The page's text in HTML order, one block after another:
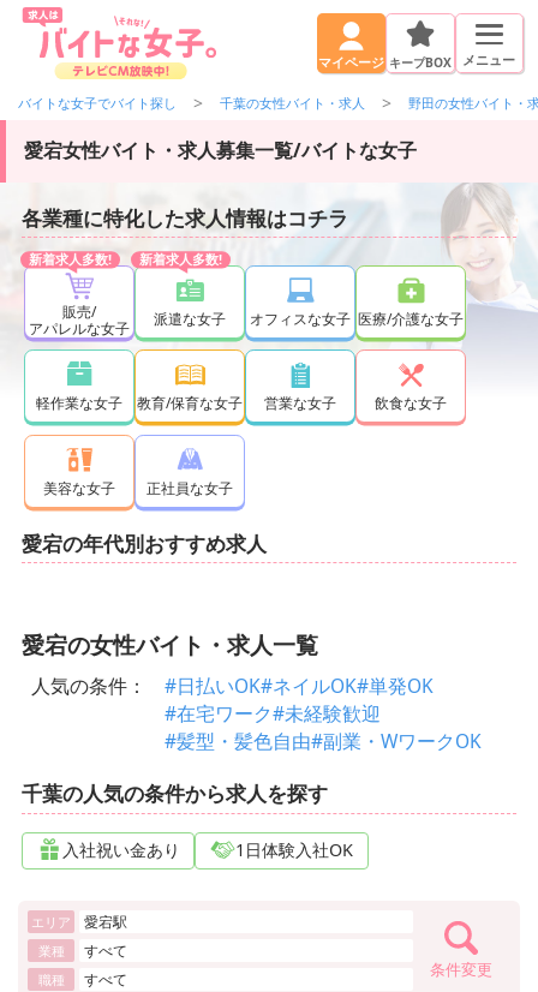
マイページ キープBOX メニュー
バイトな女子でバイト探し 千葉の女性バイト・求人 野田の女性バイト・
愛宕女性バイト・求人募集一覧/バイトな女子
各業種に特化した求人情報はコチラ
販売/
アパレルな女子
派遣な女子 オフィスな女子 医療/介護な女子
軽作業な女子 教育/保育な女子 営業な女子 飲食な女子
美容な女子 正社員な女子
愛宕の年代別おすすめ求人
愛宕の女性バイト・求人一覧
人気の条件： #日払いOK#ネイルOK#単発OK
#在宅ワーク#未経験歓迎
#髪型・髪色自由#副業・WワークOK
千葉の人気の条件から求人を探す
入社祝い金あり 1日体験入社OK
エリア 愛宕駅
業種 すべて
職種 すべて 条件変更